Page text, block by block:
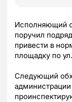
Исполняющий
поручил
привести в
площадку по
Следующий
администрации